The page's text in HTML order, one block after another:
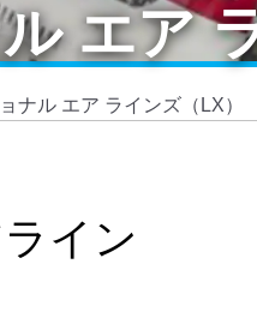
エア
ナル エア ラインズ（LX）
イン